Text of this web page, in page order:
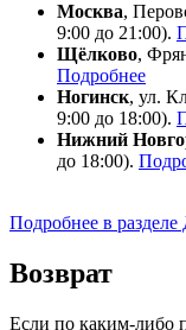
Москва,
9:00 до 21:00).
Щёлково,
Подробнее
Ногинск, ул.
9:00 до 18:00).
Нижний
до 18:00).
Подробнее в разделе
Возврат
Если по каким-либо